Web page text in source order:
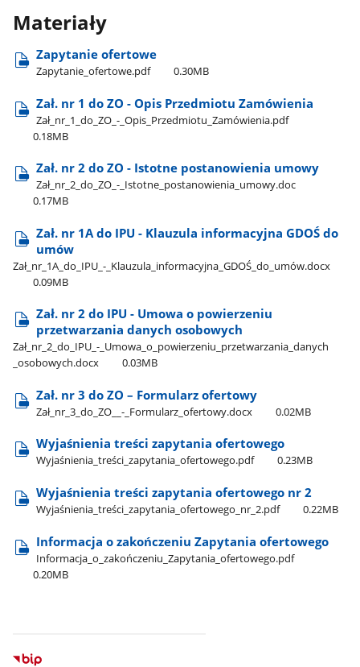
Materiały
Zapytanie ofertowe
Zapytanie​_ofertowe.pdf 0.30MB
Zał. nr 1 do ZO - Opis Przedmiotu Zamówienia
Zał​_nr​_1​_do​_ZO​_-​_Opis​_Przedmiotu​_Zamówienia.pdf
0.18MB
Zał. nr 2 do ZO - Istotne postanowienia umowy
Zał​_nr​_2​_do​_ZO​_-​_Istotne​_postanowienia​_umowy.doc
0.17MB
Zał. nr 1A do IPU - Klauzula informacyjna GDOŚ do
umów
Zał​_nr​_1A​_do​_IPU​_-​_Klauzula​_informacyjna​_GDOŚ​_do​_umów.docx
0.09MB
Zał. nr 2 do IPU - Umowa o powierzeniu
przetwarzania danych osobowych
Zał​_nr​_2​_do​_IPU​_-​_Umowa​_o​_powierzeniu​_przetwarzania​_danych​
_osobowych.docx
0.03MB
Zał. nr 3 do ZO – Formularz ofertowy
Zał​_nr​_3​_do​_ZO​_​_-​_Formularz​_ofertowy.docx 0.02MB
Wyjaśnienia treści zapytania ofertowego
Wyjaśnienia​_treści​_zapytania​_ofertowego.pdf 0.23MB
Wyjaśnienia treści zapytania ofertowego nr 2
Wyjaśnienia​_treści​_zapytania​_ofertowego​_nr​_2.pdf 0.22MB
Informacja o zakończeniu Zapytania ofertowego
Informacja​_o​_zakończeniu​_Zapytania​_ofertowego.pdf
0.20MB